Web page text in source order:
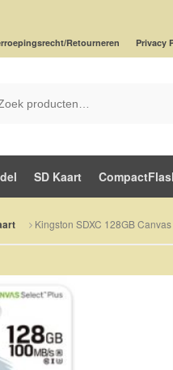
Retourneren Privacy
SD Kaart
Kingston SDXC 128GB